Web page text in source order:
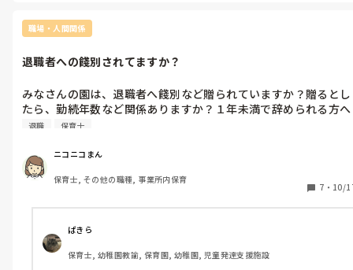
硬い絵本、その上からブッカでカバーしています。なので、舐めても
噛んでも平気ですし、破れたことはないです！
職場・人間関係
退職者への餞別されてますか？
みなさんの園は、退職者へ餞別など贈られていますか？贈るとし
たら、勤続年数など関係ありますか？１年未満で辞められる方へ
も何か贈ってますか？
退職 保育士
ニコニコまん
保育士, その他の職種, 事業所内保育
7 ・ 10/
ぱきら
保育士, 幼稚園教諭, 保育園, 幼稚園, 児童発達支援施設